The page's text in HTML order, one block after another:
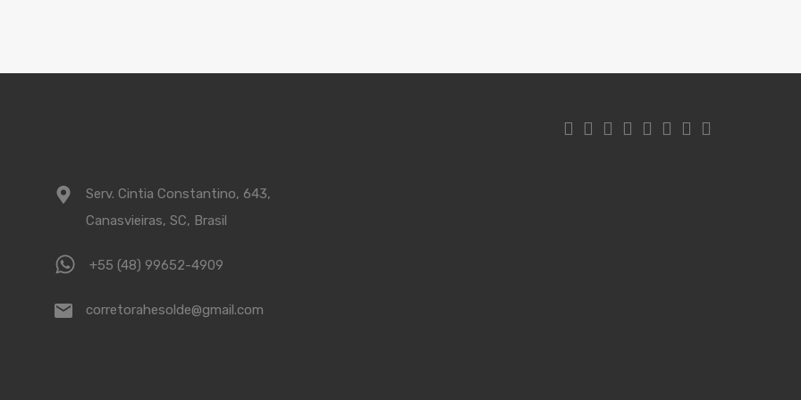
Serv. Cintia Constantino, 643,
Canasvieiras, SC, Brasil
+55 (48) 99652-4909
corretorahesolde@gmail.com